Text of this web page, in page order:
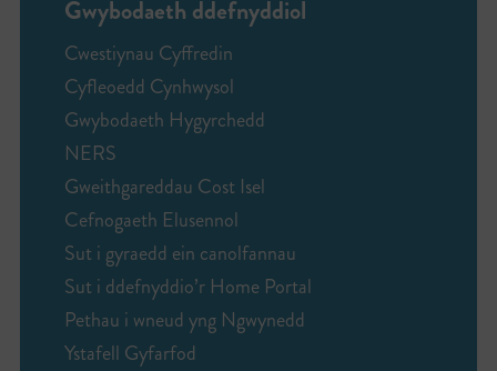
Gwybodaeth ddefnyddiol
Cwestiynau Cyffredin
Cyfleoedd Cynhwysol
Gwybodaeth Hygyrchedd
NERS
Gweithgareddau Cost Isel
Cefnogaeth Elusennol
Sut i gyraedd ein canolfannau
Sut i ddefnyddio’r Home Portal
Pethau i wneud yng Ngwynedd
Ystafell Gyfarfod